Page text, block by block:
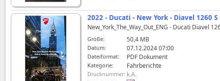
2022 - Ducati - New York - Diavel 1260
New_York_The_Way_Out_ENG - Ducati Diavel
Größe: 50,4 MB
Datum: 07.12.2024 07:00
Dateiformat: PDF Dokument
Kategorie: Fahrberichte
Drucknummer: k.A.